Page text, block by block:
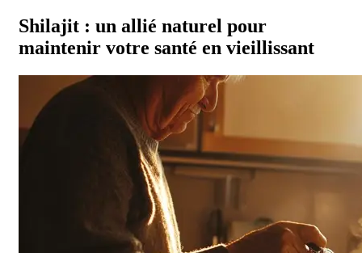
Shilajit : un allié naturel pour
maintenir votre santé en vieillissant